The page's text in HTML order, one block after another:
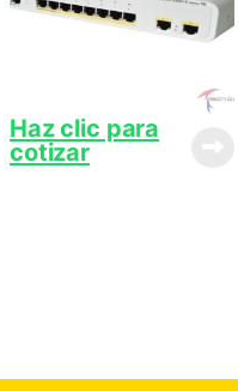
Haz clic para
cotizar